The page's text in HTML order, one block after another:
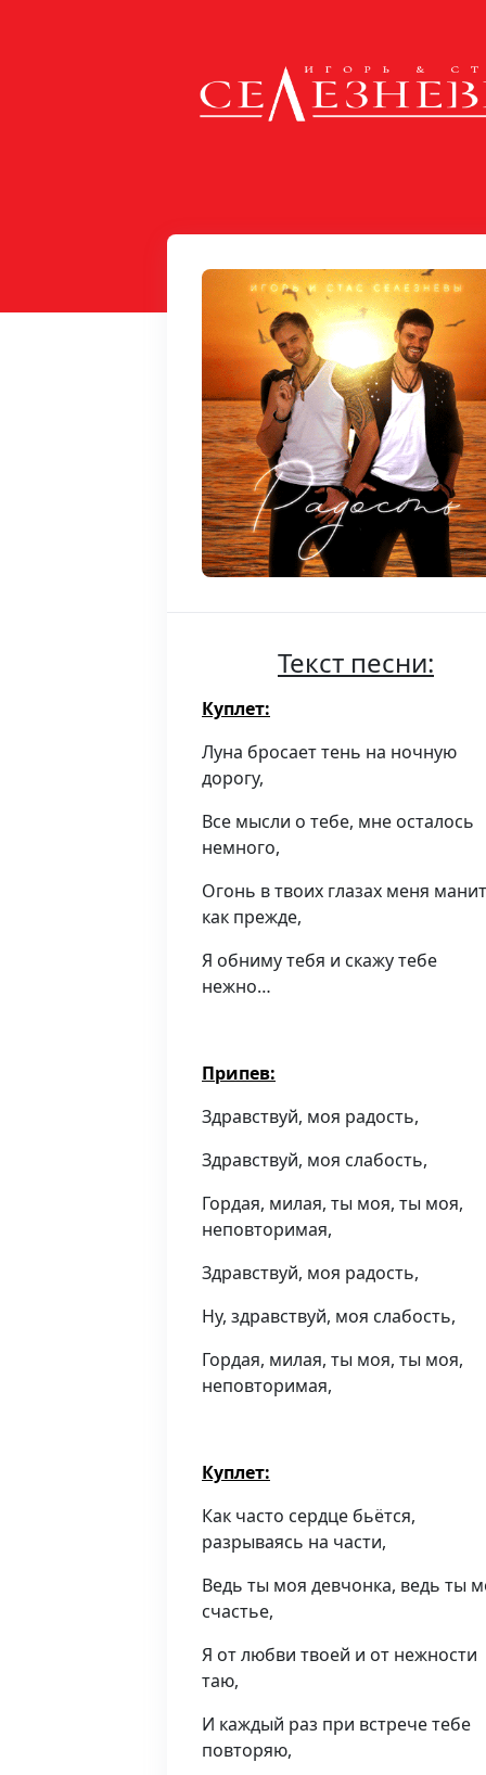
Текст песни:
Куплет:
Луна бросает тень на ночную
дорогу,
Все мысли о тебе, мне осталось
немного,
Огонь в твоих глазах меня манит
как прежде,
Я обниму тебя и скажу тебе
нежно…
Припев:
Здравствуй, моя радость,
Здравствуй, моя слабость,
Гордая, милая, ты моя, ты моя,
неповторимая,
Здравствуй, моя радость,
Ну, здравствуй, моя слабость,
Гордая, милая, ты моя, ты моя,
неповторимая,
Куплет:
Как часто сердце бьётся,
разрываясь на части,
Ведь ты моя девчонка, ведь ты
счастье,
Я от любви твоей и от нежности
таю,
И каждый раз при встрече тебе
повторяю,